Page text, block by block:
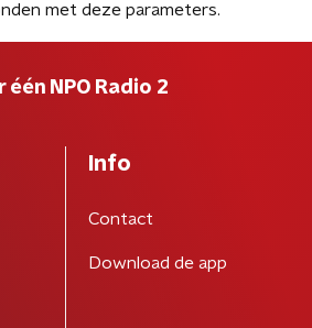
met deze parameters.
één NPO Radio 2
Info
Contact
Download de app